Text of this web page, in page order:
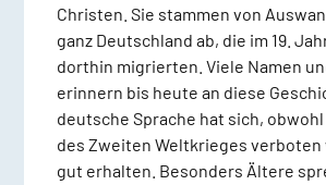
Christen. Sie stammen von
ganz Deutschland ab, die im 19.
dorthin migrierten. Viele Namen
erinnern bis heute an diese
deutsche Sprache hat sich,
des Zweiten Weltkrieges verboten
gut erhalten. Besonders Ältere